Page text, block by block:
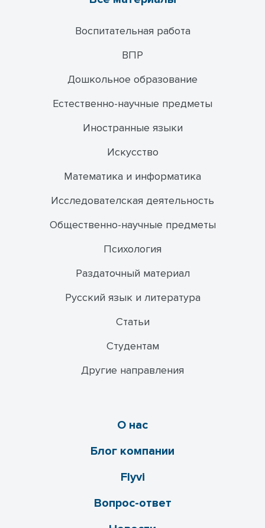
Воспитательная работа
ВПР
Дошкольное образование
Естественно-научные предметы
Иностранные языки
Искусство
Математика и информатика
Исследователская деятельность
Общественно-научные предметы
Психология
Раздаточный материал
Русский язык и литература
Статьи
Студентам
Другие направления
О нас
Блог компании
Flyvi
Вопрос-ответ